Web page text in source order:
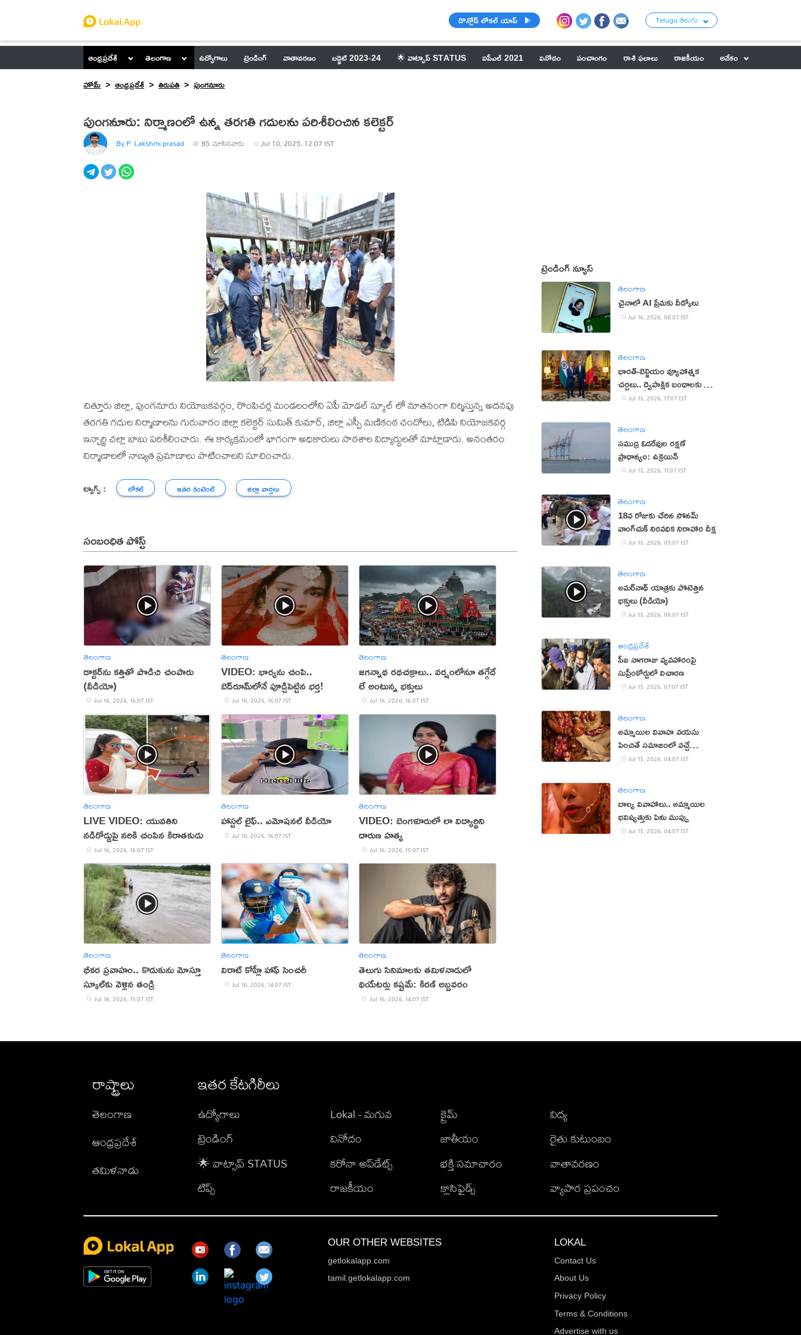
డౌన్లోడ్ లోకల్ యాప్ Telugu తెలుగు
ఆంధ్రప్రదేశ్ తెలంగాణ ఉద్యోగాలు ట్రెండింగ్ వాతావరణం బడ్జెట్ 2023-24 🌟 వాట్సాప్ STATUS ఐపీఎల్ 2021 వినోదం పంచాంగం రాశి ఫలాలు రాజకీయం
అనేకం
హోమ్
ఆంధ్రప్రదేశ్ తిరుపతి పుంగనూరు
పుంగనూరు: నిర్మాణంలో ఉన్న తరగతి గదులను పరిశీలించిన కలెక్టర్
By P. Lakshmi prasad 85 చూసినవారు Jul 10, 2025, 12:07 IST
చిత్తూరు జిల్లా, పుంగనూరు నియోజకవర్గం, రొంపిచర్ల మండలంలోని ఏపీ మోడల్ స్కూల్ లో నూతనంగా నిర్మిస్తున్న అదనపు
తరగతి గదుల నిర్మాణాలను గురువారం జిల్లా కలెక్టర్ సుమిత్ కుమార్, జిల్లా ఎస్పీ మణికంఠ చందోలు, టిడిపి నియోజకవర్గ
ఇన్చార్జి చల్లా బాబు పరిశీలించారు. ఈ కార్యక్రమంలో భాగంగా అధికారులు పాఠశాల విద్యార్థులతో మాట్లాడారు. అనంతరం
నిర్మాణాలలో నాణ్యత ప్రమాణాలు పాటించాలని సూచించారు.
ట్యాగ్స్ : లోకల్ ఇతర కంటెంట్ జిల్లా వార్తలు
సంబంధిత పోస్ట్
తెలంగాణ
డాక్టర్‌ను కత్తితో పొడిచి చంపారు
(వీడియో)
Jul 16, 2026, 16:07 IST
తెలంగాణ
VIDEO: భార్యను చంపి..
బెడ్‌రూమ్‌లోనే పూడ్చిపెట్టిన భర్త!
Jul 16, 2026, 16:07 IST
తెలంగాణ
జగన్నాథ రథచక్రాలు.. వర్షంలోనూ తగ్గేదే
లే అంటున్న భక్తులు
Jul 16, 2026, 16:07 IST
తెలంగాణ
LIVE VIDEO: యువతిని
నడిరోడ్డుపై నరికి చంపిన కిరాతకుడు
Jul 16, 2026, 16:07 IST
తెలంగాణ
హాస్టల్ లైఫ్.. ఎమోషనల్ వీడియో
Jul 16, 2026, 16:07 IST
తెలంగాణ
VIDEO: బెంగళూరులో లా విద్యార్థిని
దారుణ హత్య
Jul 16, 2026, 15:07 IST
తెలంగాణ
భీకర ప్రవాహం.. కొడుకును మోస్తూ
స్కూల్‌కు వెళ్లిన తండ్రి
Jul 16, 2026, 15:07 IST
తెలంగాణ
విరాట్ కోహ్లీ హాఫ్ సెంచరీ
Jul 16, 2026, 14:07 IST
తెలంగాణ
తెలుగు సినిమాలకు తమిళనాడులో
థియేటర్లు కష్టమే: కిరణ్ అబ్బవరం
Jul 16, 2026, 14:07 IST
ట్రెండింగ్ న్యూస్
తెలంగాణ
చైనాలో AI ప్రేమకు వీడ్కోలు
Jul 16, 2026, 08:07 IST
తెలంగాణ
భారత్-బెల్జియం వ్యూహాత్మక
చర్చలు.. ద్వైపాక్షిక బంధాలకు కొత్త
ఊపుJul 15, 2026, 17:07 IST
తెలంగాణ
సముద్ర ఓడరేవుల రక్షణే
ప్రాధాన్యం: ఉక్రెయిన్
Jul 15, 2026, 11:07 IST
తెలంగాణ
18వ రోజుకు చేరిన సోనమ్
వాంగ్‌చుక్ నిరవధిక నిరాహార దీక్ష
Jul 15, 2026, 09:07 IST
తెలంగాణ
అమర్‌నాథ్ యాత్రకు పోటెత్తిన
భక్తులు (వీడియో)
Jul 15, 2026, 08:07 IST
ఆంధ్రప్రదేశ్
సీఐ నాగరాజు వ్యవహారంపై
సుప్రీంకోర్టులో విచారణ
Jul 15, 2026, 07:07 IST
తెలంగాణ
అమ్మాయిల వివాహ వయసు
పెంచితే సమాజంలో వచ్చే
మార్పులు ఇవే!
Jul 15, 2026, 04:07 IST
తెలంగాణ
బాల్య వివాహాలు.. అమ్మాయిల
భవిష్యత్తుకు పెను ముప్పు
Jul 15, 2026, 04:07 IST
రాష్ట్రాలు
తెలంగాణ
ఆంధ్రప్రదేశ్
తమిళనాడు
ఇతర కేటగిరీలు
ఉద్యోగాలు
ట్రెండింగ్
🌟 వాట్సాప్ STATUS
టిప్స్
Lokal - మగువ
వినోదం
కరోనా అప్‌డేట్స్
రాజకీయం
క్రైమ్
జాతీయం
భక్తి సమాచారం
క్లాసిఫైడ్స్
విద్య
రైతు కుటుంబం
వాతావరణం
వ్యాపార ప్రపంచం
OUR OTHER WEBSITES
getlokalapp.com
tamil.getlokalapp.com
LOKAL
Contact Us
About Us
Privacy Policy
Terms & Conditions
Advertise with us